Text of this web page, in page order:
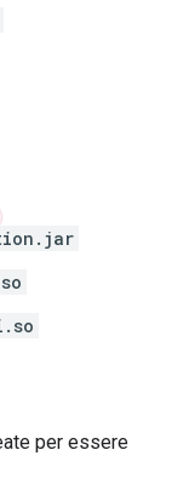
per essere